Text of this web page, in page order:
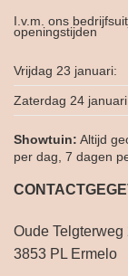
I.v.m. ons
openingstijden
Vrijdag 23 januari:
Zaterdag 24
Showtuin: Altijd
per dag, 7 dagen
Oude Telgterweg
3853 PL Ermelo